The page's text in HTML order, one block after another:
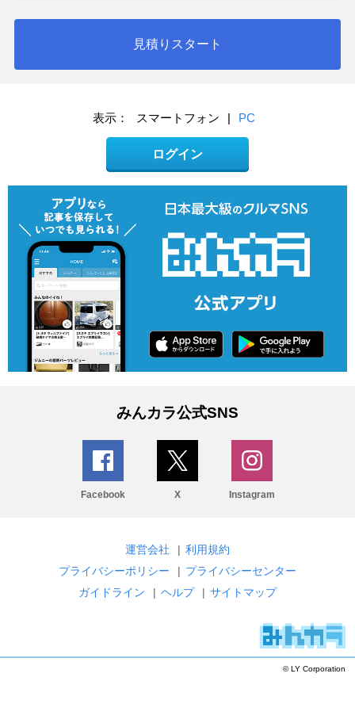
見積りスタート
表示： スマートフォン | PC
ログイン
みんカラ公式SNS
Facebook X Instagram
運営会社 | 利用規約
プライバシーポリシー
| プライバシーセンター
ガイドライン
| ヘルプ | サイトマップ
© LY Corporation